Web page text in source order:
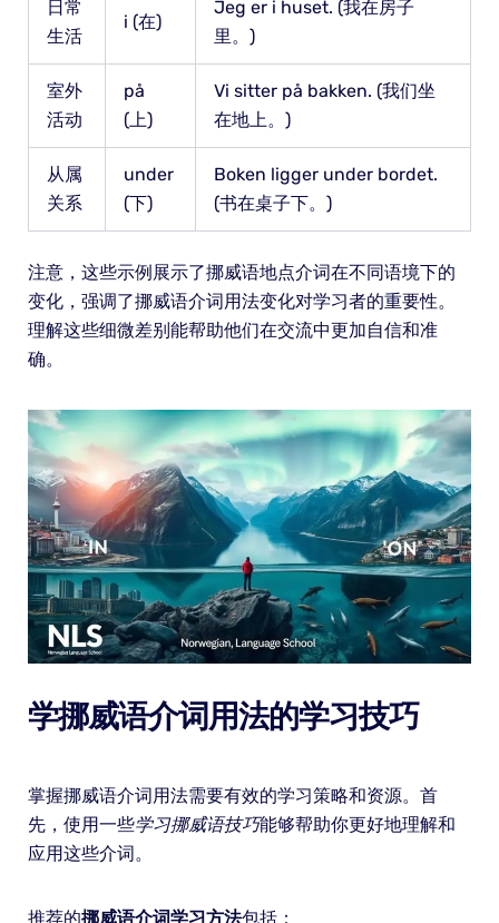
日常
生活
i (在)
Jeg er i huset. (我在房子
里。)
室外
活动
på
(上)
Vi sitter på bakken. (我们坐
在地上。)
从属
关系
under
(下)
Boken ligger under bordet.
(书在桌子下。)
注意，这些示例展示了挪威语地点介词在不同语境下的
变化，强调了挪威语介词用法变化对学习者的重要性。
理解这些细微差别能帮助他们在交流中更加自信和准
确。
学挪威语介词用法的学习技巧
掌握挪威语介词用法需要有效的学习策略和资源。首
先，使用一些学习挪威语技巧能够帮助你更好地理解和
应用这些介词。
推荐的挪威语介词学习方法包括：